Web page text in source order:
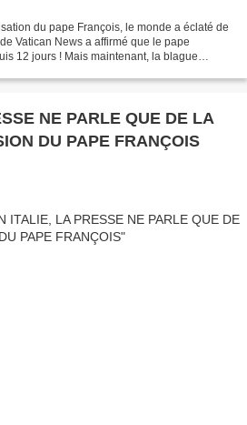
du pape François, le monde a éclaté de
Vatican News a affirmé que le pape
12 jours ! Mais maintenant, la blague
NE PARLE QUE DE LA
DU PAPE FRANÇOIS